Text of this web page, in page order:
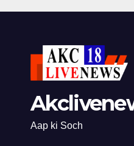
Aap ki Soch